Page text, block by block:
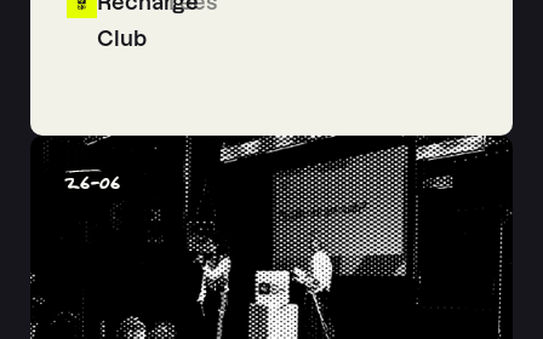
Club
26-06